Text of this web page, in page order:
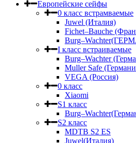
Европейские сейфы
0 класс встрамваемые
Juwel (Италия)
Fichet–Bauche
I класс встраиваемые
Burg–Wachter
Muller Safe
VEGA (Россия)
0 класс
Xiaomi
S1 класс
S2 класс
MDTB S2 ES
Juwel(Италия)